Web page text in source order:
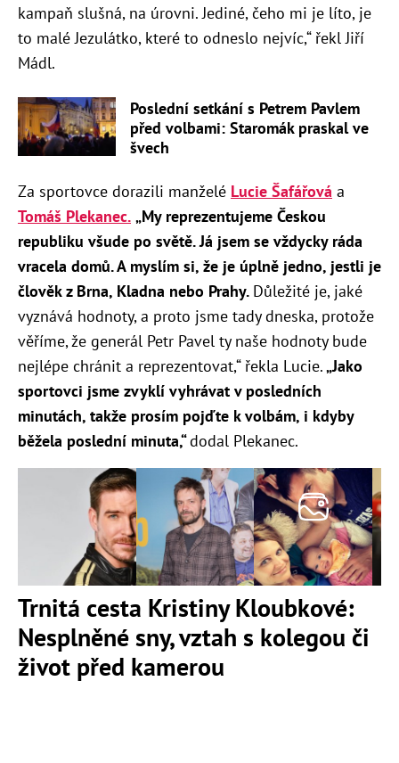
kampaň slušná, na úrovni. Jediné, čeho mi je líto, je
to malé Jezulátko, které to odneslo nejvíc,“ řekl Jiří
Mádl.
Poslední setkání s Petrem Pavlem
před volbami: Staromák praskal ve
švech
Za sportovce dorazili manželé Lucie Šafářová a
Tomáš Plekanec. „My reprezentujeme Českou
republiku všude po světě. Já jsem se vždycky ráda
vracela domů. A myslím si, že je úplně jedno, jestli je
člověk z Brna, Kladna nebo Prahy. Důležité je, jaké
vyznává hodnoty, a proto jsme tady dneska, protože
věříme, že generál Petr Pavel ty naše hodnoty bude
nejlépe chránit a reprezentovat,“ řekla Lucie.„Jako
sportovci jsme zvyklí vyhrávat v posledních
minutách, takže prosím pojďte k volbám, i kdyby
běžela poslední minuta,“dodal Plekanec.
Trnitá cesta Kristiny Kloubkové:
Nesplněné sny, vztah s kolegou či
život před kamerou